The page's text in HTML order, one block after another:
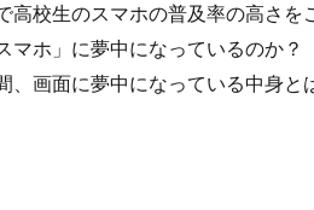
高校生のスマホの普及率の高さ
マホ」に夢中になっているのか？
、画面に夢中になっている中身と